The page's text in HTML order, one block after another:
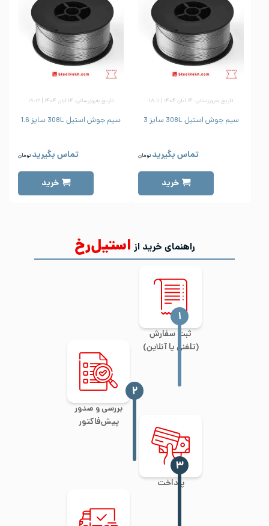
تاریخ به‌روزرسانی: ۱۴ آبان ۱۴۰۴ | ۱۸:۱۱
سیم جوش استیل 308L سایز 3
تماس بگیرید تومان
خرید
تاریخ به‌روزرسانی: ۱۴ آبان ۱۴۰۴ | ۱۸:۱۲
سیم جوش استیل 308L سایز 1.6
تماس بگیرید تومان
خرید
راهنمای خرید از استیل‌رخ
ثبت سفارش
(تلفنی یا آنلاین)
‍۱
بررسی و صدور
پیش‌فاکتور
‍۲
پرداخت
‍۳